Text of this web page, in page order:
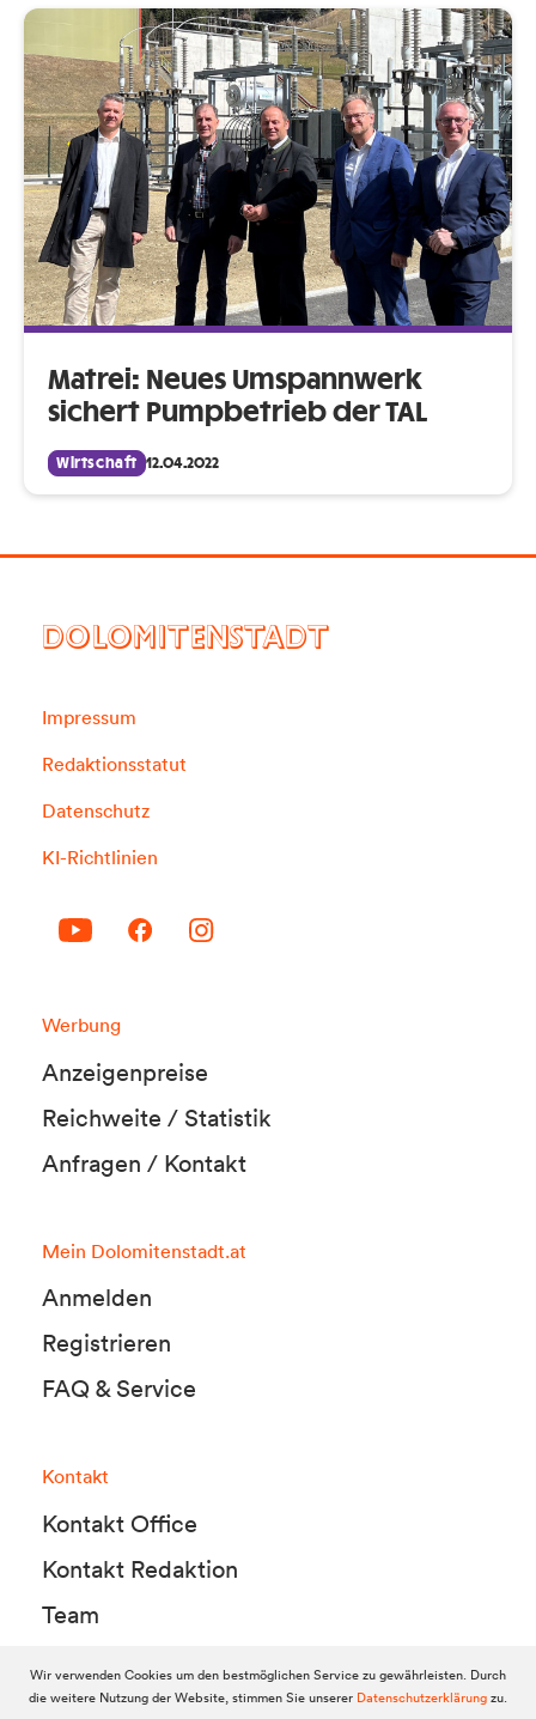
Matrei: Neues Umspannwerk
sichert Pumpbetrieb der TAL
Wirtschaft 12.04.2022
DOLOMITENSTADT
Impressum
Redaktionsstatut
Datenschutz
KI-Richtlinien
Werbung
Anzeigenpreise
Reichweite / Statistik
Anfragen / Kontakt
Mein Dolomitenstadt.at
Anmelden
Registrieren
FAQ & Service
Kontakt
Kontakt Office
Kontakt Redaktion
Team
© 2010-2026 Dolomitenstadt.at
Wir verwenden Cookies um den bestmöglichen Service zu gewährleisten. Durch
die weitere Nutzung der Website, stimmen Sie unserer Datenschutzerklärungzu.